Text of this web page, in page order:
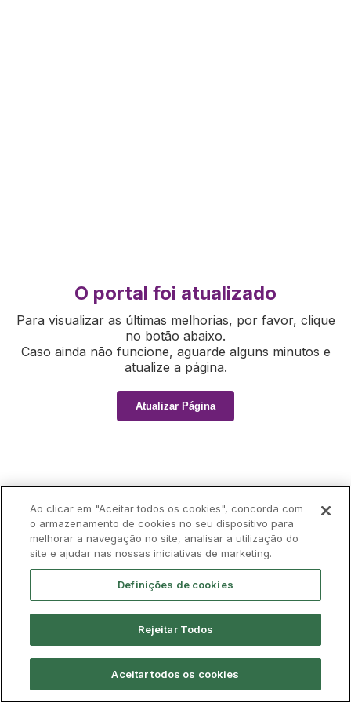
O portal foi atualizado
Para visualizar as últimas melhorias, por favor, clique
no botão abaixo.
Caso ainda não funcione, aguarde alguns minutos e
atualize a página.
Atualizar Página
Ao clicar em "Aceitar todos os cookies", concorda com
o armazenamento de cookies no seu dispositivo para
melhorar a navegação no site, analisar a utilização do
site e ajudar nas nossas iniciativas de marketing.
Definições de cookies
Rejeitar Todos
Aceitar todos os cookies